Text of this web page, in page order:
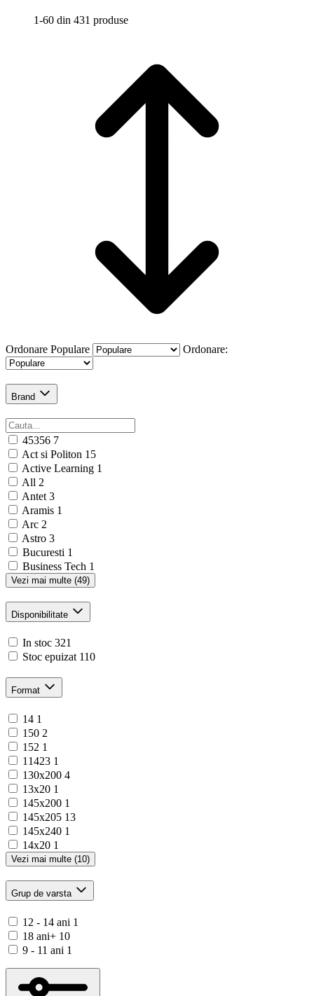
1-60 din 431 produse
Ordonare Populare Ordonare:
Brand
45356 7
Act si Politon 15
Active Learning 1
All 2
Antet 3
Aramis 1
Arc 2
Astro 3
Bucuresti 1
Business Tech 1
Vezi mai multe (49)
Disponibilitate
In stoc 321
Stoc epuizat 110
Format
14 1
150 2
152 1
11423 1
130x200 4
13x20 1
145x200 1
145x205 13
145x240 1
14x20 1
Vezi mai multe (10)
Grup de varsta
12 - 14 ani 1
18 ani+ 10
9 - 11 ani 1